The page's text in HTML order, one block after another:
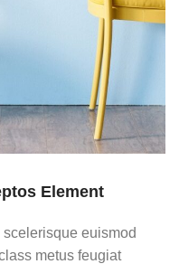
Element
euismod
metus feugiat